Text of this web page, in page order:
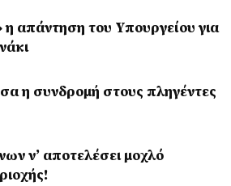
η απάντηση του Υπουργείου για
η συνδρομή στους πληγέντες
ν’ αποτελέσει μοχλό